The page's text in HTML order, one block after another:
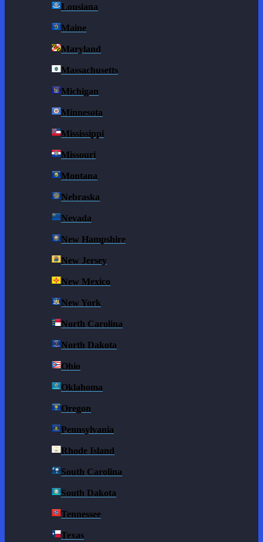
Lousiana
Maine
Maryland
Massachusetts
Michigan
Minnesota
Mississippi
Missouri
Montana
Nebraska
Nevada
New Hampshire
New Jersey
New Mexico
New York
North Carolina
North Dakota
Ohio
Oklahoma
Oregon
Pennsylvania
Rhode Island
South Carolina
South Dakota
Tennessee
Texas